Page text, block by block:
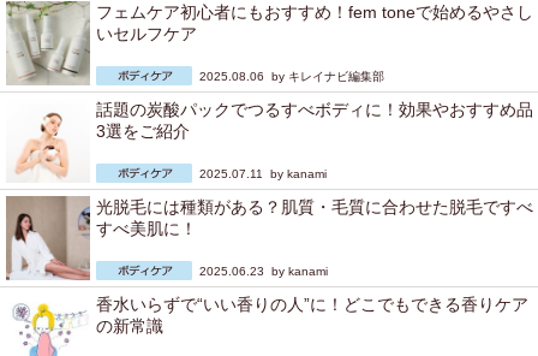
フェムケア初心者にもおすすめ！fem toneで始めるやさし
いセルフケア
2025.08.06 by キレイナビ編集部
話題の炭酸パックでつるすべボディに！効果やおすすめ品
3選をご紹介
2025.07.11 by kanami
光脱毛には種類がある？肌質・毛質に合わせた脱毛ですべ
すべ美肌に！
2025.06.23 by kanami
香水いらずで“いい香りの人”に！どこでもできる香りケア
の新常識